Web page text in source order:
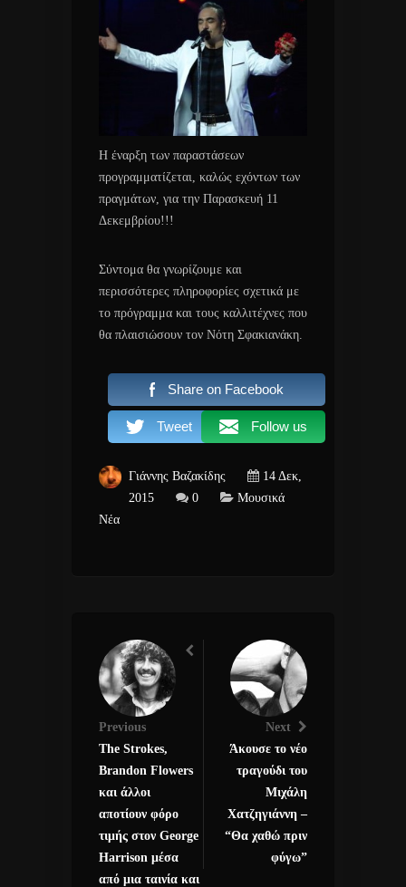
Η έναρξη των παραστάσεων
προγραμματίζεται, καλώς εχόντων των
πραγμάτων, για την Παρασκευή 11
Δεκεμβρίου!!!
Σύντομα θα γνωρίζουμε και
περισσότερες πληροφορίες σχετικά με
το πρόγραμμα και τους καλλιτέχνες που
θα πλαισιώσουν τον Νότη Σφακιανάκη.
Share on Facebook
Tweet Follow us
Γιάννης Βαζακίδης
14 Δεκ,
2015
0
Μουσικά
Νέα
Previous
The Strokes,
Brandon Flowers
και άλλοι
αποτίουν φόρο
τιμής στον George
Harrison μέσα
από μια ταινία και
Next
Άκουσε το νέο
τραγούδι του
Μιχάλη
Χατζηγιάννη –
“Θα χαθώ πριν
φύγω”